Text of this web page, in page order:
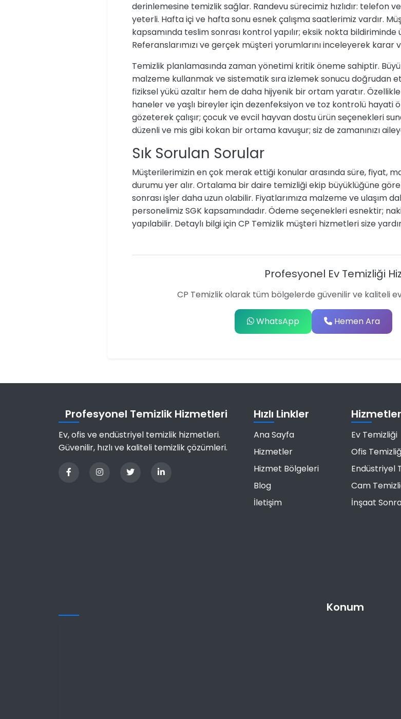
derinlemesine temizlik sağlar. Randevu sürecimiz hızlıdır: telefon
yeterli. Hafta içi ve hafta sonu esnek çalışma saatlerimiz vardır.
kapsamında teslim sonrası kontrol yapılır; eksik nokta bildiriminde
Referanslarımızı ve gerçek müşteri yorumlarını inceleyerek karar
Temizlik planlamasında zaman yönetimi kritik öneme sahiptir.
malzeme kullanmak ve sistematik sıra izlemek sonucu doğrudan
fiziksel yükü azaltır hem de daha hijyenik bir ortam yaratır.
haneler ve yaşlı bireyler için dezenfeksiyon ve toz kontrolü hayati
gözeterek çalışır; çocuk ve evcil hayvan dostu ürün seçenekleri
düzenli ve mis gibi kokan bir ortama kavuşur; siz de zamanınızı
Sık Sorulan Sorular
Müşterilerimizin en çok merak ettiği konular arasında süre, fiyat,
durumu yer alır. Ortalama bir daire temizliği ekip büyüklüğüne
sonrası işler daha uzun olabilir. Fiyatlarımıza malzeme ve ulaşım
personelimiz SGK kapsamındadır. Ödeme seçenekleri esnektir;
yapılabilir. Detaylı bilgi için CP Temizlik müşteri hizmetleri size
Profesyonel Ev Temizliği
CP Temizlik olarak tüm bölgelerde güvenilir ve kaliteli
WhatsApp Hemen Ara
Profesyonel Temizlik Hizmetleri
Ev, ofis ve endüstriyel temizlik hizmetleri.
Güvenilir, hızlı ve kaliteli temizlik çözümleri.
Hızlı Linkler
Ana Sayfa
Hizmetler
Hizmet Bölgeleri
Blog
İletişim
Ev Temizliği
Ofis
Endüstriyel
Cam
İnşaat
Konum